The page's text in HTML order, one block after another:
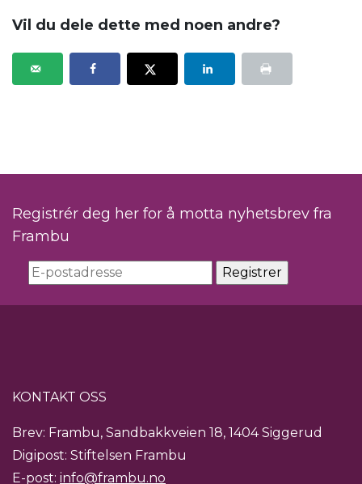
Vil du dele dette med noen andre?
Registrér deg her for å motta nyhetsbrev fra
Frambu
KONTAKT OSS
Brev: Frambu, Sandbakkveien 18, 1404 Siggerud
Digipost: Stiftelsen Frambu
E-post: info@frambu.no